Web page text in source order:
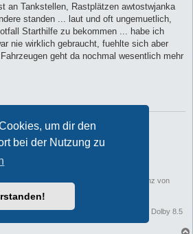
um dir den
bei der Nutzung zu
an Tankstellen, Rastplätzen awtostwjanka
standen ... laut und oft ungemuetlich,
Starthilfe zu bekommen ... habe ich
nie wirklich gebraucht, fuehlte sich aber
geht da nochmal wesentlich mehr
Kaltlaufsound !!
für Dickschädel.
zu verbessern, schlechter werden sie ganz von
in Cinemascope extrabreit, Sound in 6-kanal Dolby 8.5